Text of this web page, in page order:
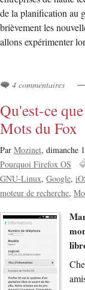
de la planification au
brièvement les
allons expérimenter
4 commentaires
Qu'est-ce
Mots du Fox
Par Mozinet, dimanche
Pourquoi Firefox OS
GNU-Linux Google
moteur de recherche